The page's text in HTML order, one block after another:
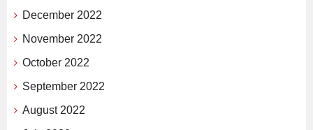
December 2022
November 2022
October 2022
September 2022
August 2022